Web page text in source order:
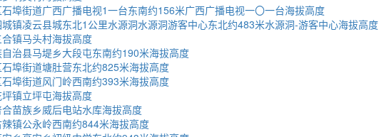
埠街道广西广播电视1一台东南约156米广西广播电视一〇一台海拔高度
镇凌云县城东北1公里水源洞水源洞游客中心东北约483米水源洞-游客中心海拔高度
镇马头村海拔高度
治县马堤乡大段屯东南约190米海拔高度
埠街道塘肚营东北约825米海拔高度
埠街道风门岭西南约393米海拔高度
镇立坪屯海拔高度
苗族乡威后电站水库海拔高度
镇公永岭西南约844米海拔高度